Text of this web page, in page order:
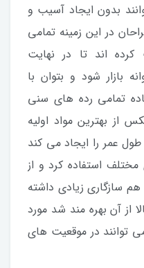
بدون ایجاد آسیب و
در این زمینه تمامی
کرده اند تا در نهایت
شود و بتوان با
تمامی رده های سنی
از بهترین مواد اولیه
عمر را ایجاد می کند
استفاده کرد و از
سازگاری زیادی داشته
از آن بهره مند شد مورد
توانند در موقعیت های